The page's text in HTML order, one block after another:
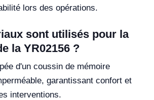
lors des opérations.
sont utilisés pour la
la YR02156 ?
d'un coussin de mémoire
garantissant confort et
interventions.